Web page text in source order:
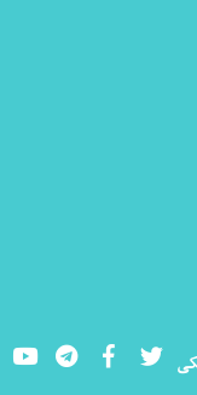
YoutubeLinkedInFacebook